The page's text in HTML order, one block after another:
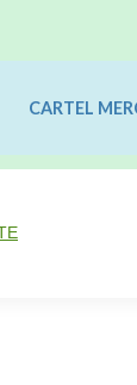
CARTEL